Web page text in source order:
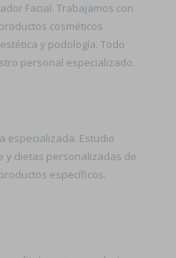
Facial. Trabajamos con
cosméticos
y podología. Todo
personal especializado.
especializada. Estudio
y dietas personalizadas de
específicos.